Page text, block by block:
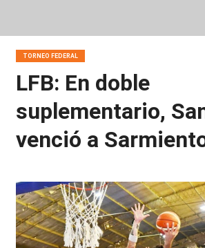
TORNEO FEDERAL
LFB: En doble
suplementario,
venció a